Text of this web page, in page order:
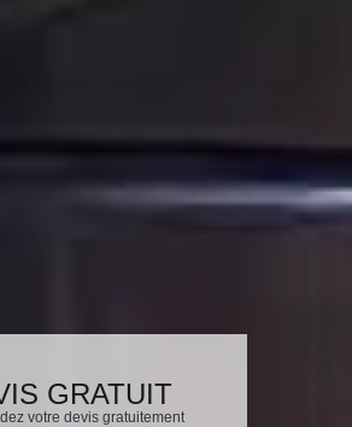
GRATUIT
votre devis gratuitement